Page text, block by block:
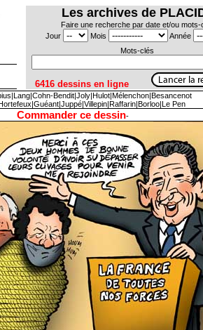
Les archives de
Faire une recherche par date et/ou mots-
Jour
Mois
Année
Mots-clés
6416 dessins en ligne
|Lang|Cohn-Bendit|Joly|Hulot|Mélenchon|Besancenot
|Guéant|Juppé|Villepin|Raffarin|Borloo|Le Pen
Commander ce dessin-